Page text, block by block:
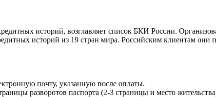
историй, возглавляет список БКИ России.
историй из 19 стран мира. Российским клиентам они
почту, указанную после оплаты.
разворотов паспорта (2-3 страницы и место